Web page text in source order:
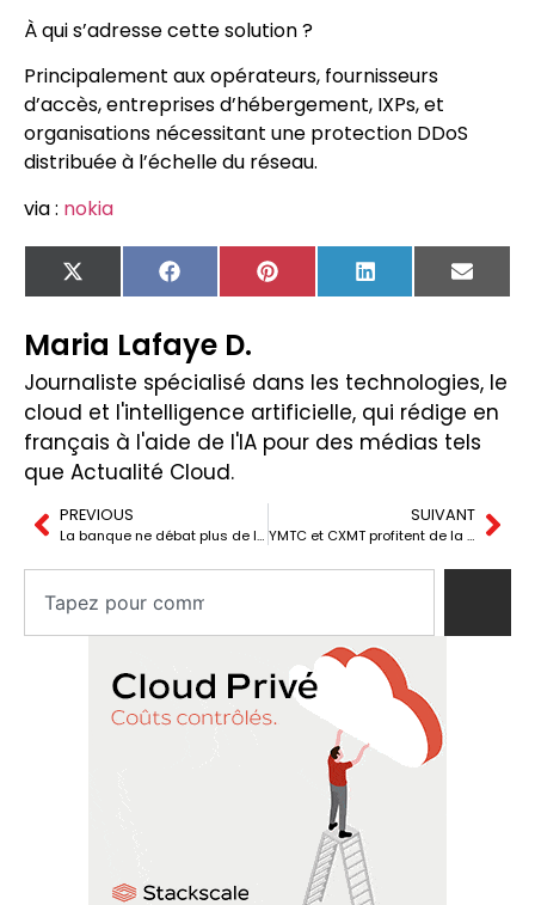
À qui s’adresse cette solution ?
Principalement aux opérateurs, fournisseurs
d’accès, entreprises d’hébergement, IXPs, et
organisations nécessitant une protection DDoS
distribuée à l’échelle du réseau.
via : nokia
X
(Twitter)
FacebookPinterest LinkedIn Email
Maria Lafaye D.
Journaliste spécialisé dans les technologies, le
cloud et l'intelligence artificielle, qui rédige en
français à l'aide de l'IA pour des médias tels
que Actualité Cloud.
PREVIOUS
La banque ne débat plus de l’utilisation de l’IA, mais de comment contrôler ses agents
SUIVANT
YMTC et CXMT profitent de la frénésie de l’IA pour défier Samsung et Micron